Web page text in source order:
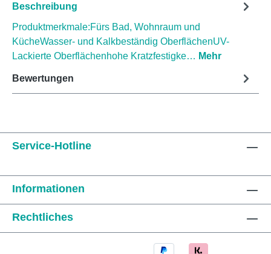
Beschreibung
Produktmerkmale:Fürs Bad, Wohnraum und
KücheWasser- und Kalkbeständig OberflächenUV-
Lackierte Oberflächenhohe Kratzfestigke… Mehr
Bewertungen
Service-Hotline
Informationen
Rechtliches